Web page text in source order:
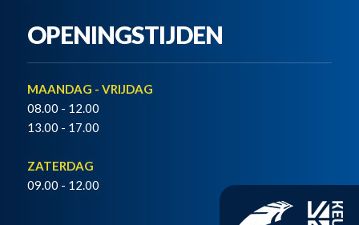
OPENINGSTIJDEN
MAANDAG - VRIJDAG
08.00 - 12.00
13.00 - 17.00
ZATERDAG
09.00 - 12.00